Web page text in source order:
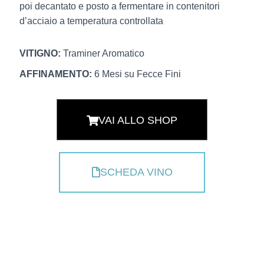
poi decantato e posto a fermentare in contenitori
d’acciaio a temperatura controllata
VITIGNO:Traminer Aromatico
AFFINAMENTO:6 Mesi su Fecce Fini
SCHEDA VINO
VAI ALLO SHOP